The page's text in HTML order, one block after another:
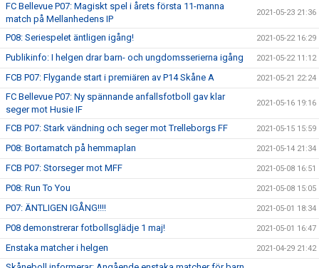
FC Bellevue P07: Magiskt spel i årets första 11-manna
match på Mellanhedens IP
2021-05-23 21:36
P08: Seriespelet äntligen igång! 2021-05-22 16:29
Publikinfo: I helgen drar barn- och ungdomsserierna igång 2021-05-22 11:12
FCB P07: Flygande start i premiären av P14 Skåne A 2021-05-21 22:24
FC Bellevue P07: Ny spännande anfallsfotboll gav klar
seger mot Husie IF
2021-05-16 19:16
FCB P07: Stark vändning och seger mot Trelleborgs FF 2021-05-15 15:59
P08: Bortamatch på hemmaplan 2021-05-14 21:34
FCB P07: Storseger mot MFF 2021-05-08 16:51
P08: Run To You 2021-05-08 15:05
P07: ÄNTLIGEN IGÅNG!!!! 2021-05-01 18:34
P08 demonstrerar fotbollsglädje 1 maj! 2021-05-01 16:47
Enstaka matcher i helgen 2021-04-29 21:42